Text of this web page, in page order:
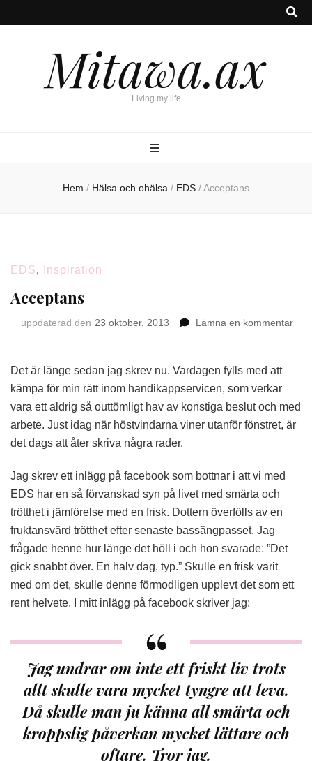
Mitawa.ax
Living my life
Hem / Hälsa och ohälsa / EDS /Acceptans
EDS, Inspiration
Acceptans
uppdaterad den 23 oktober, 2013 Lämna en kommentarpå
Det är länge sedan jag skrev nu. Vardagen fylls med att
kämpa för min rätt inom handikappservicen, som verkar
vara ett aldrig så outtömligt hav av konstiga beslut och med
arbete. Just idag när höstvindarna viner utanför fönstret, är
det dags att åter skriva några rader.
Jag skrev ett inlägg på facebook som bottnar i att vi med
EDS har en så förvanskad syn på livet med smärta och
trötthet i jämförelse med en frisk. Dottern överfölls av en
fruktansvärd trötthet efter senaste bassängpasset. Jag
frågade henne hur länge det höll i och hon svarade: ”Det
gick snabbt över. En halv dag, typ.” Skulle en frisk varit
med om det, skulle denne förmodligen upplevt det som ett
rent helvete. I mitt inlägg på facebook skriver jag:
Jag undrar om inte ett friskt liv trots
allt skulle vara mycket tyngre att leva.
Då skulle man ju känna all smärta och
kroppslig påverkan mycket lättare och
oftare. Tror jag.